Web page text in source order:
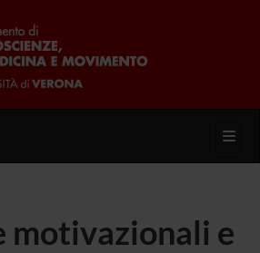
motivazionali e